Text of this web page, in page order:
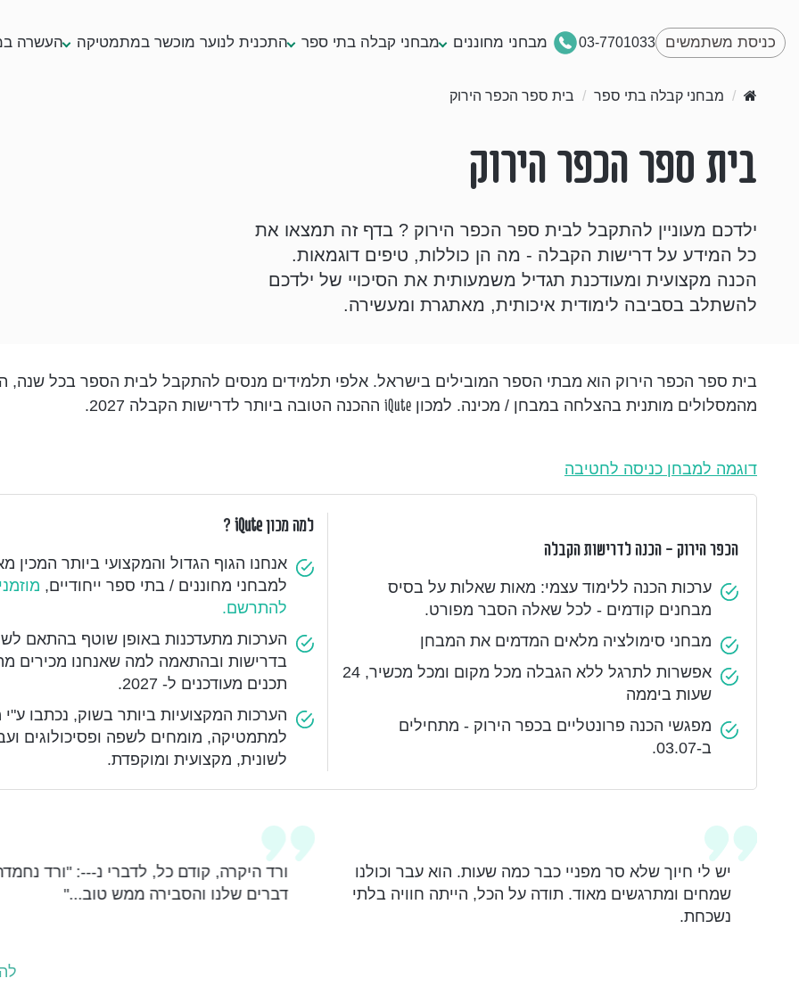
מבחני מחוננים מבחני קבלה בתי ספר התכנית לנוער מוכשר במתמטיקה העשרה כניסת משתמשים 03-7701033
/ מבחני קבלה בתי ספר / בית ספר הכפר הירוק
בית ספר הכפר הירוק
ילדכם מעוניין להתקבל לבית ספר הכפר הירוק ? בדף זה תמצאו את
כל המידע על דרישות הקבלה - מה הן כוללות, טיפים דוגמאות.
הכנה מקצועית ומעודכנת תגדיל משמעותית את הסיכויי של ילדכם
להשתלב בסביבה לימודית איכותית, מאתגרת ומעשירה.
בית ספר הכפר הירוק הוא מבתי הספר המובילים בישראל. אלפי תלמידים מנסים להתקבל לבית הספר בכל שנה,
מהמסלולים מותנית בהצלחה במבחן / מכינה. למכון iQute ההכנה הטובה ביותר לדרישות הקבלה 2027.
דוגמה למבחן כניסה לחטיבה
הכפר הירוק - הכנה לדרישות הקבלה
ערכות הכנה ללימוד עצמי: מאות שאלות על בסיס
מבחנים קודמים - לכל שאלה הסבר מפורט.
מבחני סימולציה מלאים המדמים את המבחן
אפשרות לתרגל ללא הגבלה מכל מקום ומכל מכשיר, 24
שעות ביממה
מפגשי הכנה פרונטליים בכפר הירוק - מתחילים
ב-03.07.
למה מכוןiQute
?
אנחנו הגוף הגדול והמקצועי ביותר המכין
למבחני מחוננים / בתי ספר ייחודיים,
להתרשם.
הערכות מתעדכנות באופן שוטף בהתאם
בדרישות ובהתאמה למה שאנחנו מכירים
תכנים מעודכנים ל- 2027.
הערכות המקצועיות ביותר בשוק, נכתבו ע"י
למתמטיקה, מומחים לשפה ופסיכולוגים
לשונית, מקצועית ומוקפדת.
יש לי חיוך שלא סר מפניי כבר כמה שעות. הוא עבר וכולנו
שמחים ומתרגשים מאוד. תודה על הכל, הייתה חוויה בלתי
נשכחת.
ורד היקרה, קודם כל, לדברי נ---: "ורד נחמדה,
דברים שלנו והסבירה ממש טוב..."